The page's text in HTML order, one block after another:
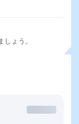
しょう。